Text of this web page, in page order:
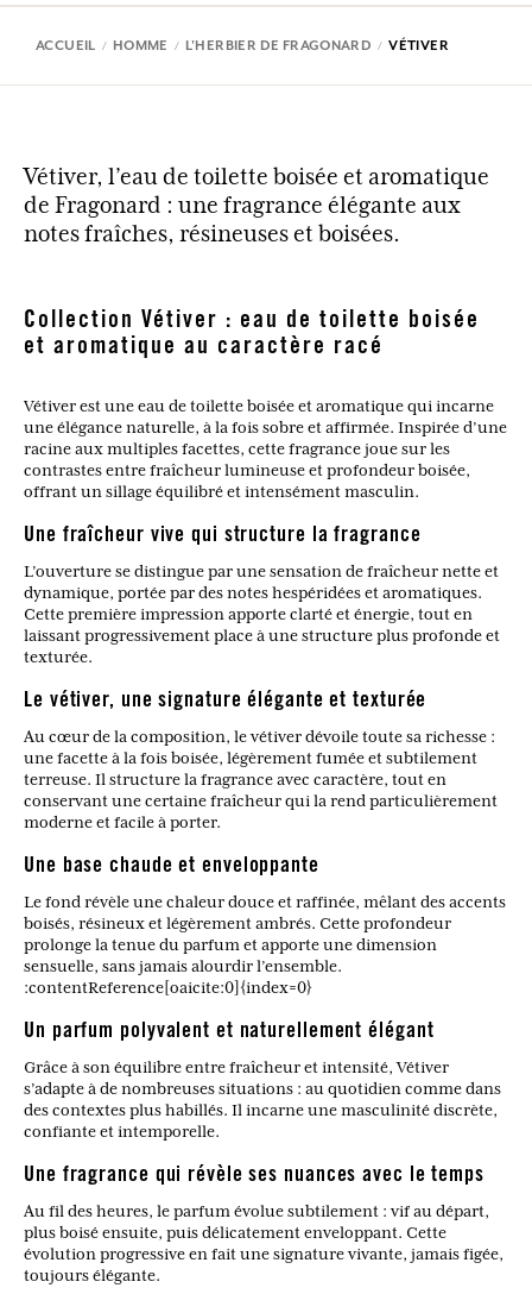
ACCUEIL HOMME L'HERBIER DE FRAGONARD VÉTIVER
Vétiver, l’eau de toilette boisée et aromatique
de Fragonard : une fragrance élégante aux
notes fraîches, résineuses et boisées.
Collection Vétiver : eau de toilette boisée
et aromatique au caractère racé
Vétiver est une eau de toilette boisée et aromatique qui incarne
une élégance naturelle, à la fois sobre et affirmée. Inspirée d’une
racine aux multiples facettes, cette fragrance joue sur les
contrastes entre fraîcheur lumineuse et profondeur boisée,
offrant un sillage équilibré et intensément masculin.
Une fraîcheur vive qui structure la fragrance
L’ouverture se distingue par une sensation de fraîcheur nette et
dynamique, portée par des notes hespéridées et aromatiques.
Cette première impression apporte clarté et énergie, tout en
laissant progressivement place à une structure plus profonde et
texturée.
Le vétiver, une signature élégante et texturée
Au cœur de la composition, le vétiver dévoile toute sa richesse :
une facette à la fois boisée, légèrement fumée et subtilement
terreuse. Il structure la fragrance avec caractère, tout en
conservant une certaine fraîcheur qui la rend particulièrement
moderne et facile à porter.
Une base chaude et enveloppante
Le fond révèle une chaleur douce et raffinée, mêlant des accents
boisés, résineux et légèrement ambrés. Cette profondeur
prolonge la tenue du parfum et apporte une dimension
sensuelle, sans jamais alourdir l’ensemble.
:contentReference[oaicite:0]{index=0}
Un parfum polyvalent et naturellement élégant
Grâce à son équilibre entre fraîcheur et intensité, Vétiver
s’adapte à de nombreuses situations : au quotidien comme dans
des contextes plus habillés. Il incarne une masculinité discrète,
confiante et intemporelle.
Une fragrance qui révèle ses nuances avec le temps
Au fil des heures, le parfum évolue subtilement : vif au départ,
plus boisé ensuite, puis délicatement enveloppant. Cette
évolution progressive en fait une signature vivante, jamais figée,
toujours élégante.